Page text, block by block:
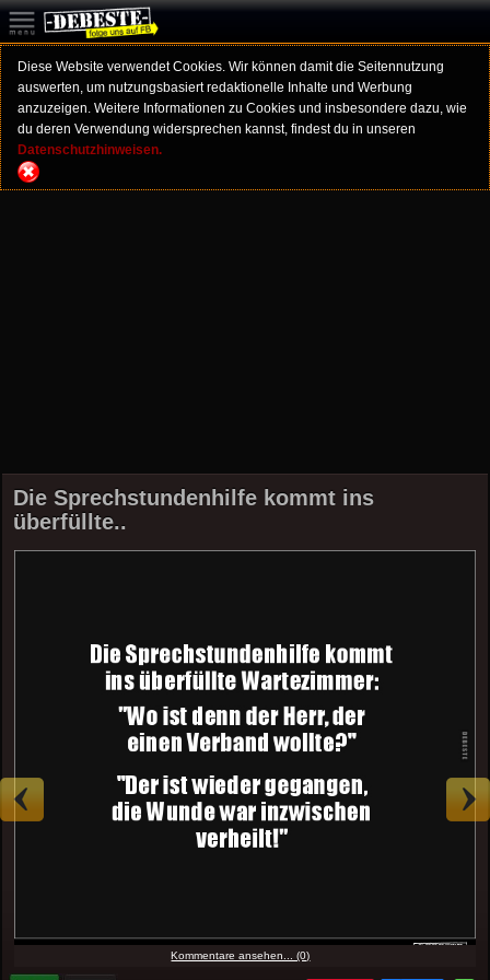
Diese Website verwendet Cookies. Wir können damit die Seitennutzung
auswerten, um nutzungsbasiert redaktionelle Inhalte und Werbung
anzuzeigen. Weitere Informationen zu Cookies und insbesondere dazu, wie
du deren Verwendung widersprechen kannst, findest du in unseren
Datenschutzhinweisen.
Die Sprechstundenhilfe kommt ins
überfüllte..
Kommentare ansehen... (0)